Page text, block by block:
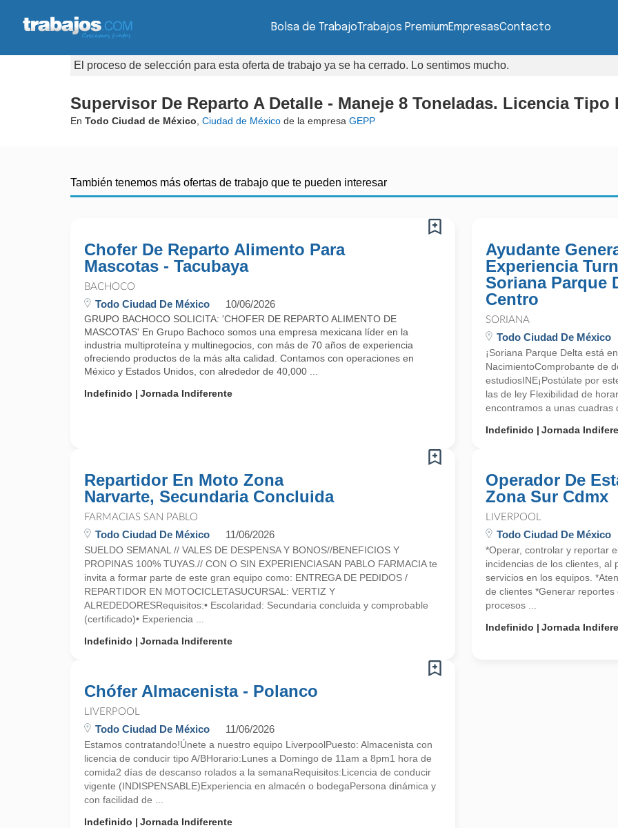
Bolsa de TrabajoTrabajos PremiumEmpresasContacto
El proceso de selección para esta oferta de trabajo ya se ha cerrado. Lo sentimos mucho.
Supervisor De Reparto A Detalle - Maneje 8 Toneladas. Licencia Tipo
En Todo Ciudad de México Ciudad de México de la empresa GEPP
También tenemos más ofertas de trabajo que te pueden interesar
Chofer De Reparto Alimento Para
Mascotas - Tacubaya
BACHOCO
Todo Ciudad De México 10/06/2026
GRUPO BACHOCO SOLICITA: 'CHOFER DE REPARTO ALIMENTO DE
MASCOTAS' En Grupo Bachoco somos una empresa mexicana líder en la
industria multiproteína y multinegocios, con más de 70 años de experiencia
ofreciendo productos de la más alta calidad. Contamos con operaciones en
México y Estados Unidos, con alrededor de 40,000 ...
Indefinido
Jornada Indiferente
Ayudante
Experiencia
Soriana Parque
Centro
SORIANA
Todo Ciudad De México
¡Soriana Parque Delta está
NacimientoComprobante de
estudiosINE¡Postúlate por
las de ley Flexibilidad de
encontramos a unas cuadras
Indefinido
Jornada
Repartidor En Moto Zona
Narvarte, Secundaria Concluida
FARMACIAS SAN PABLO
Todo Ciudad De México 11/06/2026
SUELDO SEMANAL // VALES DE DESPENSA Y BONOS//BENEFICIOS Y
PROPINAS 100% TUYAS.// CON O SIN EXPERIENCIASAN PABLO FARMACIA te
invita a formar parte de este gran equipo como: ENTREGA DE PEDIDOS /
REPARTIDOR EN MOTOCICLETASUCURSAL: VERTIZ Y
ALREDEDORESRequisitos:• Escolaridad: Secundaria concluida y comprobable
(certificado)• Experiencia ...
Indefinido
Jornada Indiferente
Operador De
Zona Sur Cdmx
LIVERPOOL
Todo Ciudad De México
*Operar, controlar y reportar
incidencias de los clientes, al
servicios en los equipos.
de clientes *Generar
procesos ...
Indefinido
Jornada
Chófer Almacenista - Polanco
LIVERPOOL
Todo Ciudad De México 11/06/2026
Estamos contratando!Únete a nuestro equipo LiverpoolPuesto: Almacenista con
licencia de conducir tipo A/BHorario:Lunes a Domingo de 11am a 8pm1 hora de
comida2 días de descanso rolados a la semanaRequisitos:Licencia de conducir
vigente (INDISPENSABLE)Experiencia en almacén o bodegaPersona dinámica y
con facilidad de ...
Indefinido
Jornada Indiferente